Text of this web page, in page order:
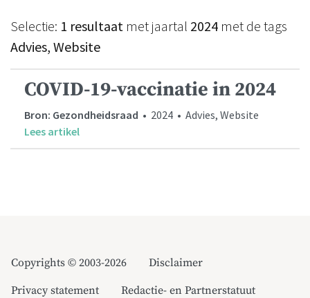
Selectie: 1 resultaat met jaartal 2024 met de tags
Advies, Website
COVID-19-vaccinatie in 2024
Bron: Gezondheidsraad • 2024 • Advies, Website
Lees artikel
Copyrights © 2003-2026
Disclaimer
Privacy statement
Redactie- en Partnerstatuut